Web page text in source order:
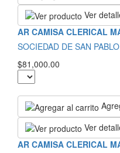
Ver
AR CAMISA CLERICAL
SOCIEDAD DE SAN PABLO
$81,000.00
Ver
AR CAMISA CLERICAL